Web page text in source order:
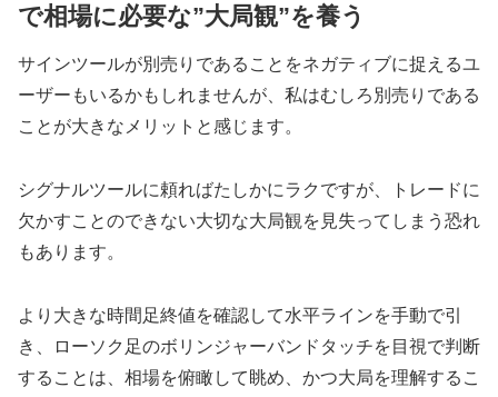
で相場に必要な”大局観”を養う
サインツールが別売りであることをネガティブに捉えるユ
ーザーもいるかもしれませんが、私はむしろ別売りである
ことが大きなメリットと感じます。
シグナルツールに頼ればたしかにラクですが、トレードに
欠かすことのできない大切な大局観を見失ってしまう恐れ
もあります。
より大きな時間足終値を確認して水平ラインを手動で引
き、ローソク足のボリンジャーバンドタッチを目視で判断
することは、相場を俯瞰して眺め、かつ大局を理解するこ